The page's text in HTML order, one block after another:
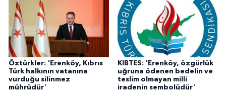
Öztürkler: 'Erenköy, Kıbrıs
Türk halkının vatanına
vurduğu silinmez
mührüdür'
KIBTES: 'Erenköy, özgürlük
uğruna ödenen bedelin ve
teslim olmayan milli
iradenin sembolüdür'